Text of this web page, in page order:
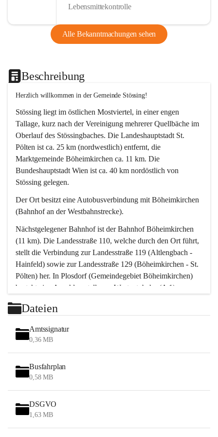
Lebensmittekontrolle
Alle Bekanntmachungen sehen
Beschreibung
Herzlich willkommen in der Gemeinde Stössing!
Stössing liegt im östlichen Mostviertel, in einer engen
Tallage, kurz nach der Vereinigung mehrerer Quellbäche im
Oberlauf des Stössingbaches. Die Landeshauptstadt St.
Pölten ist ca. 25 km (nordwestlich) entfernt, die
Marktgemeinde Böheimkirchen ca. 11 km. Die
Bundeshauptstadt Wien ist ca. 40 km nordöstlich von
Stössing gelegen.
Der Ort besitzt eine Autobusverbindung mit Böheimkirchen
(Bahnhof an der Westbahnstrecke).
Nächstgelegener Bahnhof ist der Bahnhof Böheimkirchen
(11 km). Die Landesstraße 110, welche durch den Ort führt,
stellt die Verbindung zur Landesstraße 119 (Altlengbach -
Hainfeld) sowie zur Landesstraße 129 (Böheimkirchen - St.
Pölten) her. In Plosdorf (Gemeindegebiet Böheimkirchen)
besteht eine Anschlussstelle zur Westautobahn (A 1).
Wien erreicht man in ca. 45 Minuten.
Stössing zählt noch zum Naherholungsraum Wien sowie
zum Naherholungsraum St. Pölten. Viele Bauernhöfe hatten
„ihre Wiener“. Seit 1960 bauten viele Wiener
Wochenendhäuser im Gemeindegebiet. Wegen des
waldreichen Jagdgebietes haben viele Jagdpächter ihre
Das Wandern ist aus touristischer Sicht die bedeutendste
Tätigkeit. Das hügelige Gebiet mit Wanderwegen durch
Wiesen, Wälder und Obstkulturen lädt dazu ein. Gefördert
Dateien
Amtssignatur
0,36 MB
Busfahrplan
0,58 MB
DSGVO
1,63 MB